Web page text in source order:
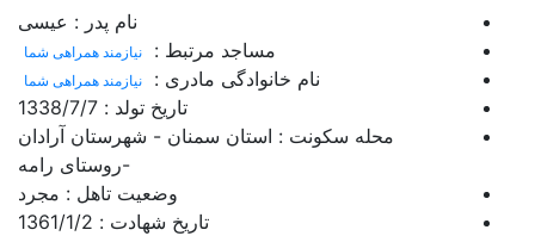
نام پدر : عیسی
مساجد مرتبط :
نیازمند همراهی شما
نام خانوادگی مادری : نیازمند همراهی شما
تاریخ تولد : 1338/7/7
محله سکونت : استان سمنان - شهرستان آرادان
-روستای رامه
وضعیت تاهل : مجرد
تاریخ شهادت : 1361/1/2